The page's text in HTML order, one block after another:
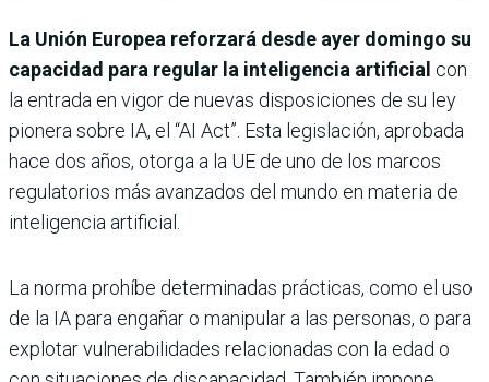
La Unión Europea reforzará desde ayer domingo su
capacidad para regular la inteligencia artificial con
la entrada en vigor de nuevas disposiciones de su ley
pionera sobre IA, el “AI Act”. Esta legislación, aprobada
hace dos años, otorga a la UE de uno de los marcos
regulatorios más avanzados del mundo en materia de
inteligencia artificial.
La norma prohíbe determinadas prácticas, como el uso
de la IA para engañar o manipular a las personas, o para
explotar vulnerabilidades relacionadas con la edad o